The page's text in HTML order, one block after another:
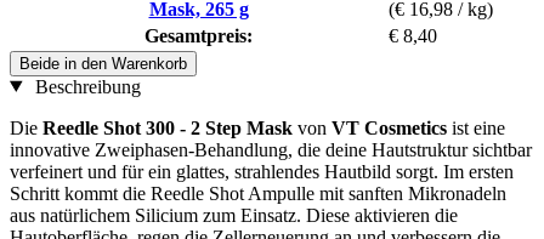
Mask, 265 g
(€ 16,98 / kg)
Gesamtpreis:
€ 8,40
Beide in den Warenkorb
Beschreibung
Die Reedle Shot 300 - 2 Step Mask von VT Cosmetics ist eine
innovative Zweiphasen-Behandlung, die deine Hautstruktur sichtbar
verfeinert und für ein glattes, strahlendes Hautbild sorgt. Im ersten
Schritt kommt die Reedle Shot Ampulle mit sanften Mikronadeln
aus natürlichem Silicium zum Einsatz. Diese aktivieren die